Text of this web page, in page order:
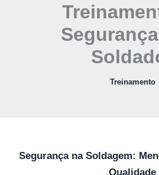
Treinamento
Segurança na Soldagem:
Qualidade